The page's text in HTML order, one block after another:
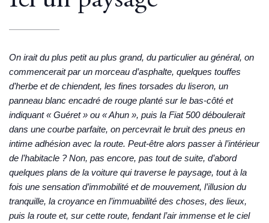
On irait du plus petit au plus grand, du particulier au général, on
commencerait par un morceau d’asphalte, quelques touffes
d’herbe et de chiendent, les fines torsades du liseron, un
panneau blanc encadré de rouge planté sur le bas-côté et
indiquant « Guéret » ou « Ahun », puis la Fiat 500 déboulerait
dans une courbe parfaite, on percevrait le bruit des pneus en
intime adhésion avec la route. Peut-être alors passer à l’intérieur
de l’habitacle ? Non, pas encore, pas tout de suite, d’abord
quelques plans de la voiture qui traverse le paysage, tout à la
fois une sensation d’immobilité et de mouvement, l’illusion du
tranquille, la croyance en l’immuabilité des choses, des lieux,
puis la route et, sur cette route, fendant l’air immense et le ciel